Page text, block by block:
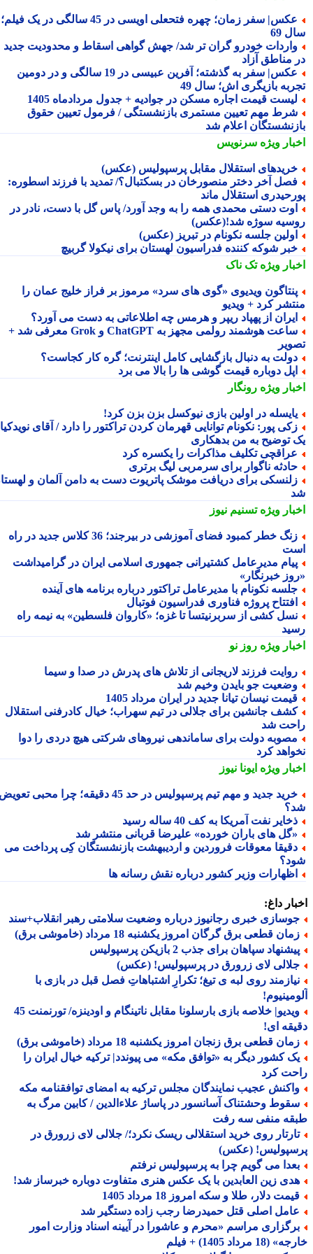
عکس| سفر زمان؛ چهره فتحعلی اویسی در 45 سالگی در یک فیلم؛
69
خودرو گران تر شد/ جهش گواهی اسقاط و محدودیت جدید
مناطق آزاد
عکس| سفر به گذشته؛ آفرین عبیسی در 19 سالگی و در دومین
بازیگری اش؛ سال 49
قیمت اجاره مسکن در جوادیه + جدول مردادماه 1405
مهم تعیین مستمری بازنشستگی / فرمول تعیین حقوق
اعلام شد
ویژهسرنویس
استقلال مقابل پرسپولیس (عکس)
آخر دختر منصورخان در بسکتبال؟/ تمدید با فرزند اسطوره:
استقلال ماند
دستی محمدی همه را به وجد آورد/ پاس گل با دست، نادر در
سوژه شد!(عکس)
جلسه نکونام در تبریز (عکس)
شوکه کننده فدراسیون لهستان برای نیکولا گربیچ
ویژهتک ناک
ویدیوی «گوی های سرد» مرموز بر فراز خلیج عمان را
کرد + ویدیو
از پهپاد ریپر و هرمس چه اطلاعاتی به دست می آورد؟
ساعت هوشمند رولمی مجهز به ChatGPT و Grok معرفی شد +
به دنبال بازگشایی کامل اینترنت؛ گره کار کجاست؟
دوباره قیمت گوشی ها را بالا می برد
ویژهرونگار
در اولین بازی نیوکسل بزن بزن کرد!
پور: نکونام توانایی قهرمان کردن تراکتور را دارد / آقای نویدکیا!
توضیح به من بدهکاری
تکلیف مذاکرات را یکسره کرد
ناگوار برای سرمربی لیگ برتری
برای دریافت موشک پاتریوت دست به دامن آلمان و لهستان
ویژهتسنیم نیوز
زنگ خطر کمبود فضای آموزشی در بیرجند؛ 36 کلاس جدید در راه
مدیرعامل کشتیرانی جمهوری اسلامی ایران در گرامیداشت
خبرنگار»
نکونام با مدیرعامل تراکتور درباره برنامه های آینده
پروژه فناوری فدراسیون فوتبال
کشی از سربرنیتسا تا غزه؛ «کاروان فلسطین» به نیمه راه
ویژهروز نو
فرزند لاریجانی از تلاش های پدرش در صدا و سیما
جو بایدن وخیم شد
نیسان تیانا جدید در ایران مرداد 1405
جانشین برای جلالی در تیم سهراب؛ خیال کادرفنی استقلال
شد
دولت برای ساماندهی نیروهای شرکتی هیچ دردی را دوا
کرد
ویژهایونا نیوز
خرید جدید و مهم تیم پرسپولیس در حد 45 دقیقه؛ چرا محبی تعویض
نفت آمریکا به کف 40 ساله رسید
های باران خورده» علیرضا قربانی منتشر شد
معوقات فروردین و اردیبهشت بازنشستگان کِی پرداخت می
وزیر کشور درباره نقش رسانه ها
داغ:
خبری رجانیوز درباره وضعیت سلامتی رهبر انقلاب+سند
قطعی برق گرگان امروز یکشنبه 18 مرداد (خاموشی برق)
سپاهان برای جذب 2 بازیکن پرسپولیس
لای زرورق در پرسپولیس! (عکس)
روی لبه ی تیغ؛ تکرارِ اشتباهاتِ فصل قبل در بازی با
ویدیو| خلاصه بازی بارسلونا مقابل ناتینگام و اودینزه/ تورنمنت 45
ای!
قطعی برق زنجان امروز یکشنبه 18 مرداد (خاموشی برق)
کشور دیگر به «توافق مکه» می پیوندد| ترکیه خیال ایران را
کرد
عجیب نمایندگان مجلس ترکیه به امضای توافقنامه مکه
وحشتناک آسانسور در پاساژ علاءالدین / کابین مرگ به
منفی سه رفت
روی خرید استقلالی ریسک نکرد؛/ جلالی لای زرورق در
(عکس)
می گویم چرا به پرسپولیس نرفتم
زین العابدین با یک عکس هنری متفاوت دوباره خبرساز شد!
دلار، طلا و سکه امروز 18 مرداد 1405
اصلی قتل حمیدرضا رجب زاده دستگیر شد
مراسم «محرم و عاشورا در آیینه اسناد وزارت امور
مرداد 1405) + فیلم